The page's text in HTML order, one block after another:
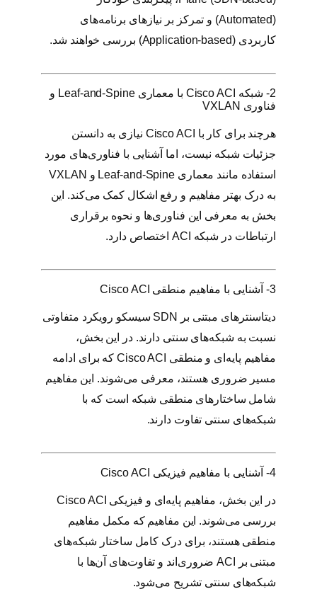
(Automated) و تمرکز بر نیازهای برنامه‌های
کاربردی (Application-based) بررسی خواهند شد.
2- شبکه Cisco ACI با معماری Leaf-and-Spine و
فناوری VXLAN
هرچند برای کار با Cisco ACI نیازی به دانستن
جزئیات شبکه نیست، اما آشنایی با فناوری‌های مورد
استفاده مانند معماری Leaf-and-Spine و VXLAN
به درک بهتر مفاهیم و رفع اشکال کمک می‌کند. این
بخش به معرفی این فناوری‌ها و نحوه برقراری
ارتباطات در شبکه ACI اختصاص دارد.
3- آشنایی با مفاهیم منطقی Cisco ACI
دیتاسنترهای مبتنی بر SDN سیسکو رویکرد متفاوتی
نسبت به شبکه‌های سنتی دارند. در این بخش،
مفاهیم پایه‌ای و منطقی Cisco ACI که برای ادامه
مسیر ضروری هستند، معرفی می‌شوند. این مفاهیم
شامل ساختارهای منطقی شبکه است که با
شبکه‌های سنتی تفاوت دارند.
4- آشنایی با مفاهیم فیزیکی Cisco ACI
در این بخش، مفاهیم پایه‌ای و فیزیکی Cisco ACI
بررسی می‌شوند. این مفاهیم که مکمل مفاهیم
منطقی هستند، برای درک کامل ساختار شبکه‌های
مبتنی بر ACI ضروری‌اند و تفاوت‌های آن‌ها با
شبکه‌های سنتی تشریح می‌شود.